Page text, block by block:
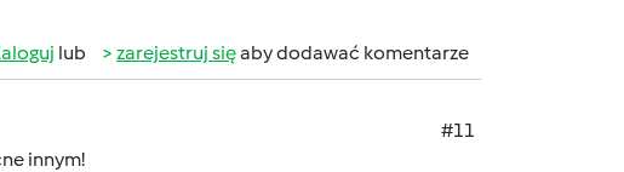
lub zarejestruj sięaby dodawać komentarze
#11
innym!